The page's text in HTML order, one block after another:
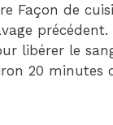
Façon de
libérer le
20 minutes